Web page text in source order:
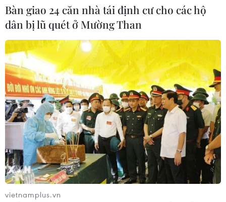
Bế mạc DANAFF IV 2026: "Tử chiến
trên không" và "Một bữa no" thắng
lớn
05/07/2026 00:36
DANAFF 2026: Tham vọng định hình
hệ sinh thái điện ảnh châu Á mới
04/07/2026 10:58
Điện ảnh trẻ đưa Việt Nam đến gần
khán giả châu Âu
Bàn giao 24 căn nhà tái định cư cho các hộ
dân bị lũ quét ở Mường Than
vietnamplus.vn